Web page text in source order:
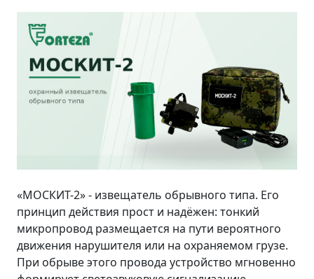
«МОСКИТ-2» - извещатель обрывного типа. Его
принцип действия прост и надёжен: тонкий
микропровод размещается на пути вероятного
движения нарушителя или на охраняемом грузе.
При обрыве этого провода устройство мгновенно